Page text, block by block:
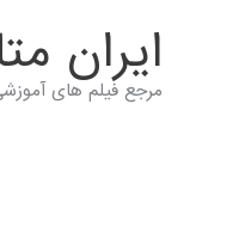
ايران
مرجع فیلم های